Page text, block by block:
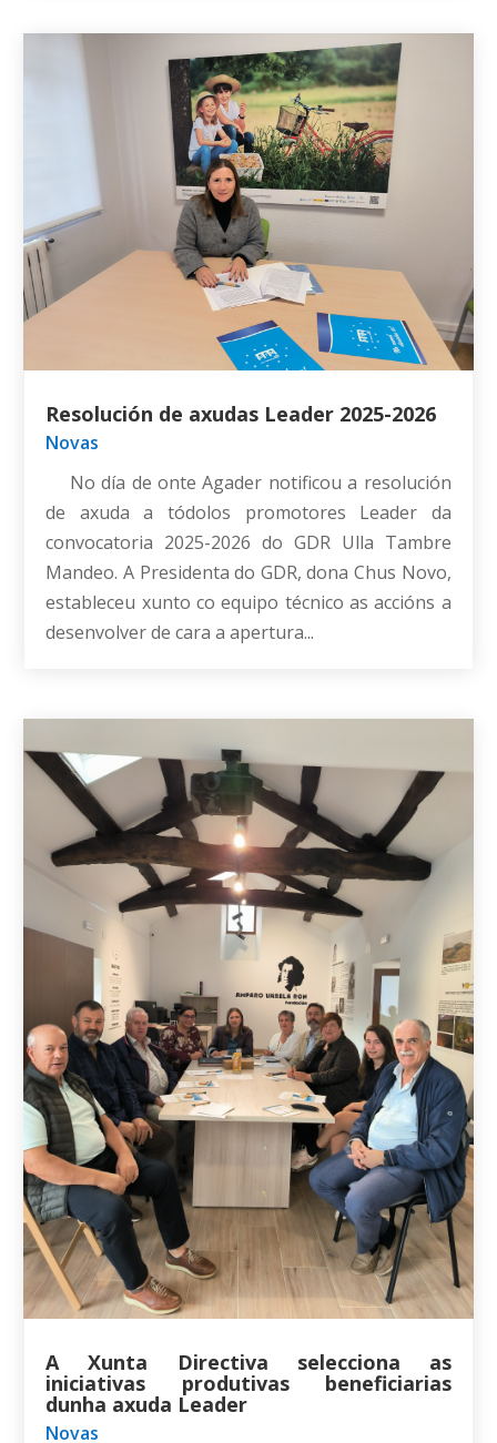
Resolución de axudas Leader 2025-2026
Novas
No día de onte Agader notificou a resolución
de axuda a tódolos promotores Leader da
convocatoria 2025-2026 do GDR Ulla Tambre
Mandeo. A Presidenta do GDR, dona Chus Novo,
estableceu xunto co equipo técnico as accións a
desenvolver de cara a apertura...
A Xunta Directiva selecciona as
iniciativas produtivas beneficiarias
dunha axuda Leader
Novas